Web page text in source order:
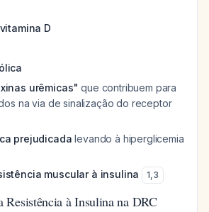
D
urêmicas" que contribuem para
na via de sinalização do receptor
prejudicada levando à hiperglicemia
muscular à insulina
1,3
Resistência à Insulina na DRC